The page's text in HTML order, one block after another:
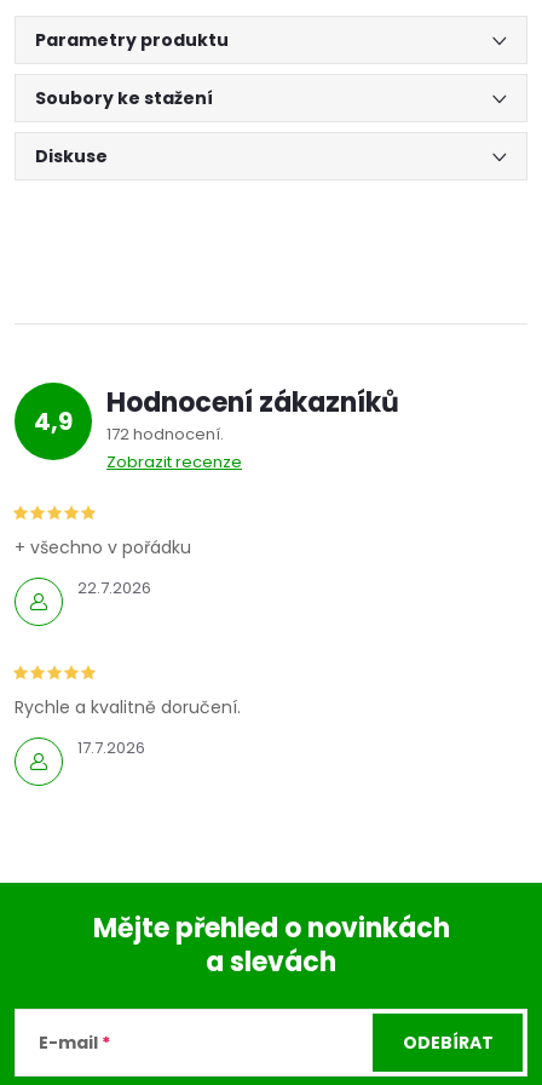
Parametry produktu
Soubory ke stažení
Diskuse
4,9 Hodnocení zákazníků
172 hodnocení
Zobrazit recenze
22.7.2026
+ všechno v pořádku
17.7.2026
Rychle a kvalitně doručení.
Mějte přehled o novinkách
a slevách
E-mail ODEBÍRAT